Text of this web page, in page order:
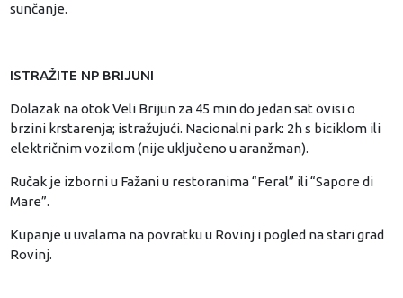
sunčanje.
ISTRAŽITE NP BRIJUNI
Dolazak na otok Veli Brijun za 45 min do jedan sat ovisi o
brzini krstarenja; istražujući. Nacionalni park: 2h s biciklom ili
električnim vozilom (nije uključeno u aranžman).
Ručak je izborni u Fažani u restoranima “Feral” ili “Sapore di
Mare”.
Kupanje u uvalama na povratku u Rovinj i pogled na stari grad
Rovinj.